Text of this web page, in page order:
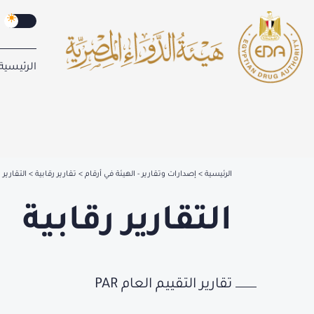
الرئيسية إصدارات وتقارير - الهيئة في أرقام تقارير رقابية
التقارير رقابية
تقارير التقييم العام PAR